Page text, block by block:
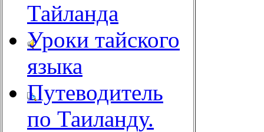
Тайланда
Уроки тайского
языка
Путеводитель
по Таиланду.